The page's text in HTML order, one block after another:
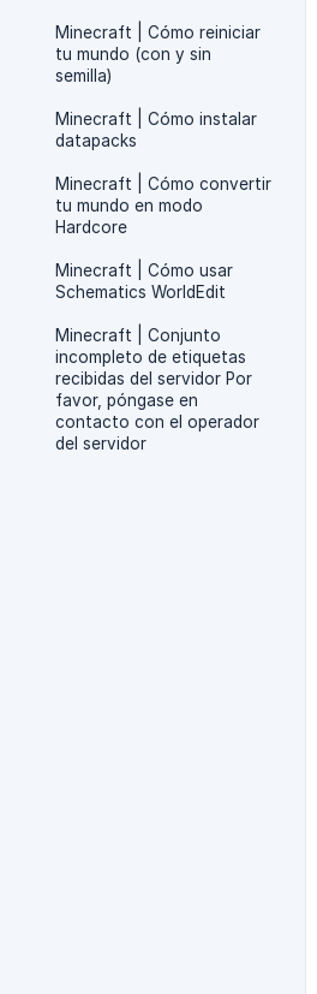
Minecraft | Cómo reiniciar
tu mundo (con y sin
semilla)
Minecraft | Cómo instalar
datapacks
Minecraft | Cómo convertir
tu mundo en modo
Hardcore
Minecraft | Cómo usar
Schematics WorldEdit
Minecraft | Conjunto
incompleto de etiquetas
recibidas del servidor Por
favor, póngase en
contacto con el operador
del servidor